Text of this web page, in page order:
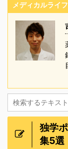
メディカルライ
独学
集5選